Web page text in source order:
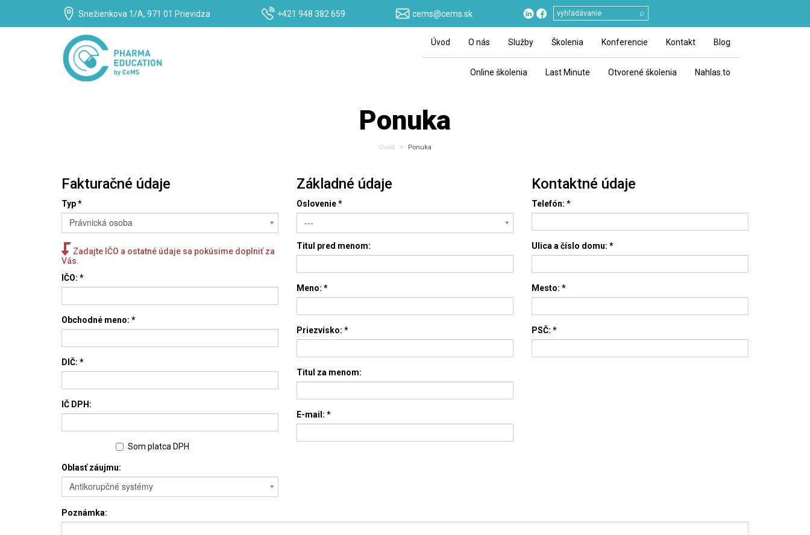
Snežienkova 1/A, 971 01 Prievidza +421 948 382 659 cems@cems.sk ⌕
Úvod O nás Služby Školenia Konferencie Kontakt Blog
Online školenia Last Minute Otvorené školenia Nahlas.to
Ponuka
Úvod Ponuka
Fakturačné údaje
Typ*
Právnická osoba
Zadajte IČO a ostatné údaje sa pokúsime doplniť za
Vás.
IČO: *
Obchodné meno: *
DIČ: *
IČ DPH:
Som platca DPH
Základné údaje
Oslovenie*
---
Titul pred menom:
Meno: *
Priezvisko: *
Titul za menom:
E-mail: *
Kontaktné údaje
Telefón: *
Ulica a číslo domu: *
Mesto: *
PSČ: *
Oblasť záujmu:
Antikorupčné systémy
Poznámka: